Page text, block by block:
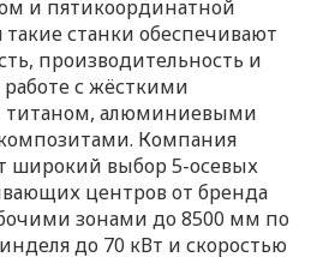
и пятикоординатной
станки обеспечивают
производительность и
с жёсткими
титаном, алюминиевыми
Компания
широкий выбор 5-осевых
центров от бренда
зонами до 8500 мм по
до 70 кВт и скоростью